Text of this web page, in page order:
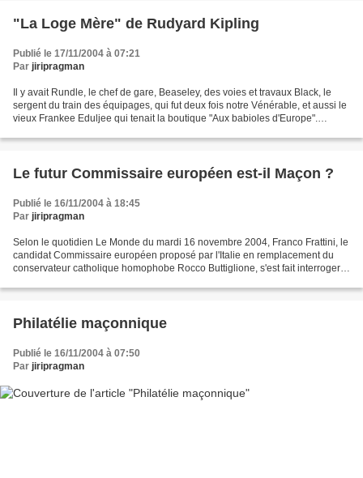
"La Loge Mère" de Rudyard Kipling
Publié le 17/11/2004 à 07:21
Par jiripragman
Il y avait Rundle, le chef de gare, Beaseley, des voies et travaux Black, le
sergent du train des équipages, qui fut deux fois notre Vénérable, et aussi le
vieux Frankee Eduljee qui tenait la boutique "Aux babioles d'Europe".
Le futur Commissaire européen est-il Maçon ?
Publié le 16/11/2004 à 18:45
Par jiripragman
Selon le quotidien Le Monde du mardi 16 novembre 2004, Franco Frattini, le
candidat Commissaire européen proposé par l'Italie en remplacement du
conservateur catholique homophobe Rocco Buttiglione, s'est fait interroger
Philatélie maçonnique
Publié le 16/11/2004 à 07:50
Par jiripragman